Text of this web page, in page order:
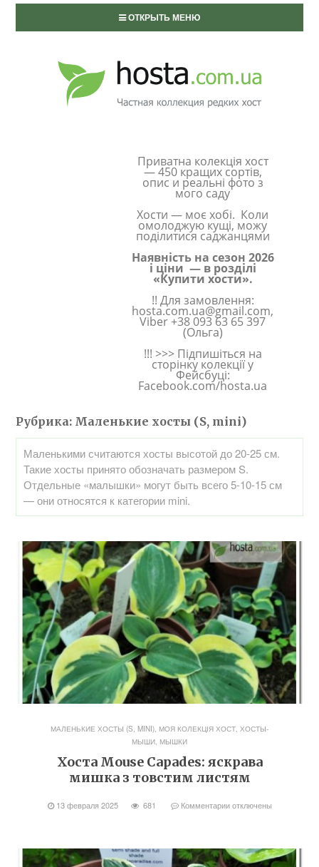
ОТКРЫТЬ МЕНЮ
Приватна колекція хост
— 450 кращих сортів,
опис и реальні фото з
мого саду
Хости — моє хобі. Коли
омолоджую кущі, можу
поділитися саджанцями
Наявність на сезон 2026
і ціни — в розділі
«Купити хости».
!! Для замовлення:
hosta.com.ua@gmail.com,
Viber +38 093 63 65 397
(Ольга)
!!! >>> Підпишіться на
сторінку колекції у
Фейсбуці:
Facebook.com/hosta.ua
Рубрика: Маленькие хосты (S, mini)
Маленькими считаются хосты высотой до 20-25 см.
Такие хосты принято обозначать размером S.
Отдельные «малышки» могут быть всего 5-10-15 см
— они относятся к категории mini.
МАЛЕНЬКИЕ ХОСТЫ (S, MINI) МОЯ КОЛЕКЦІЯ ХОСТ ХОСТЫ-
МЫШИ, МЫШКИ
Хоста Mouse Capades: яскрава
мишка з товстим листям
13 февраля 2025 681 Комментарииотключены